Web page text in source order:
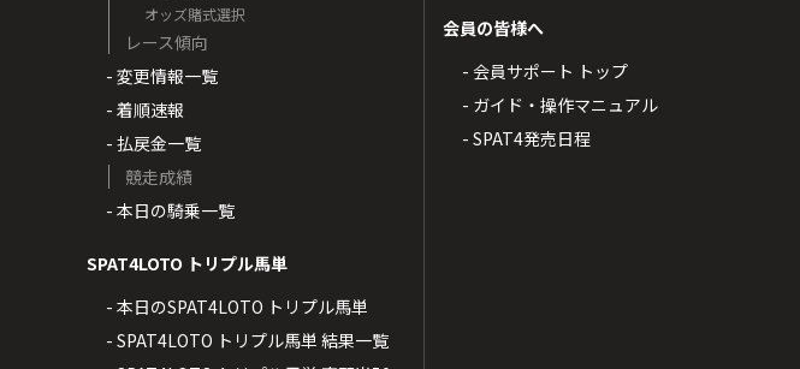
オッズ賭式選択
レース傾向
- 変更情報一覧
- 着順速報
- 払戻金一覧
競走成績
- 本日の騎乗一覧
SPAT4LOTO トリプル馬単
- 本日のSPAT4LOTO トリプル馬単
- SPAT4LOTO トリプル馬単 結果一覧
会員の皆様へ
- 会員サポート トップ
- ガイド・操作マニュアル
- SPAT4発売日程